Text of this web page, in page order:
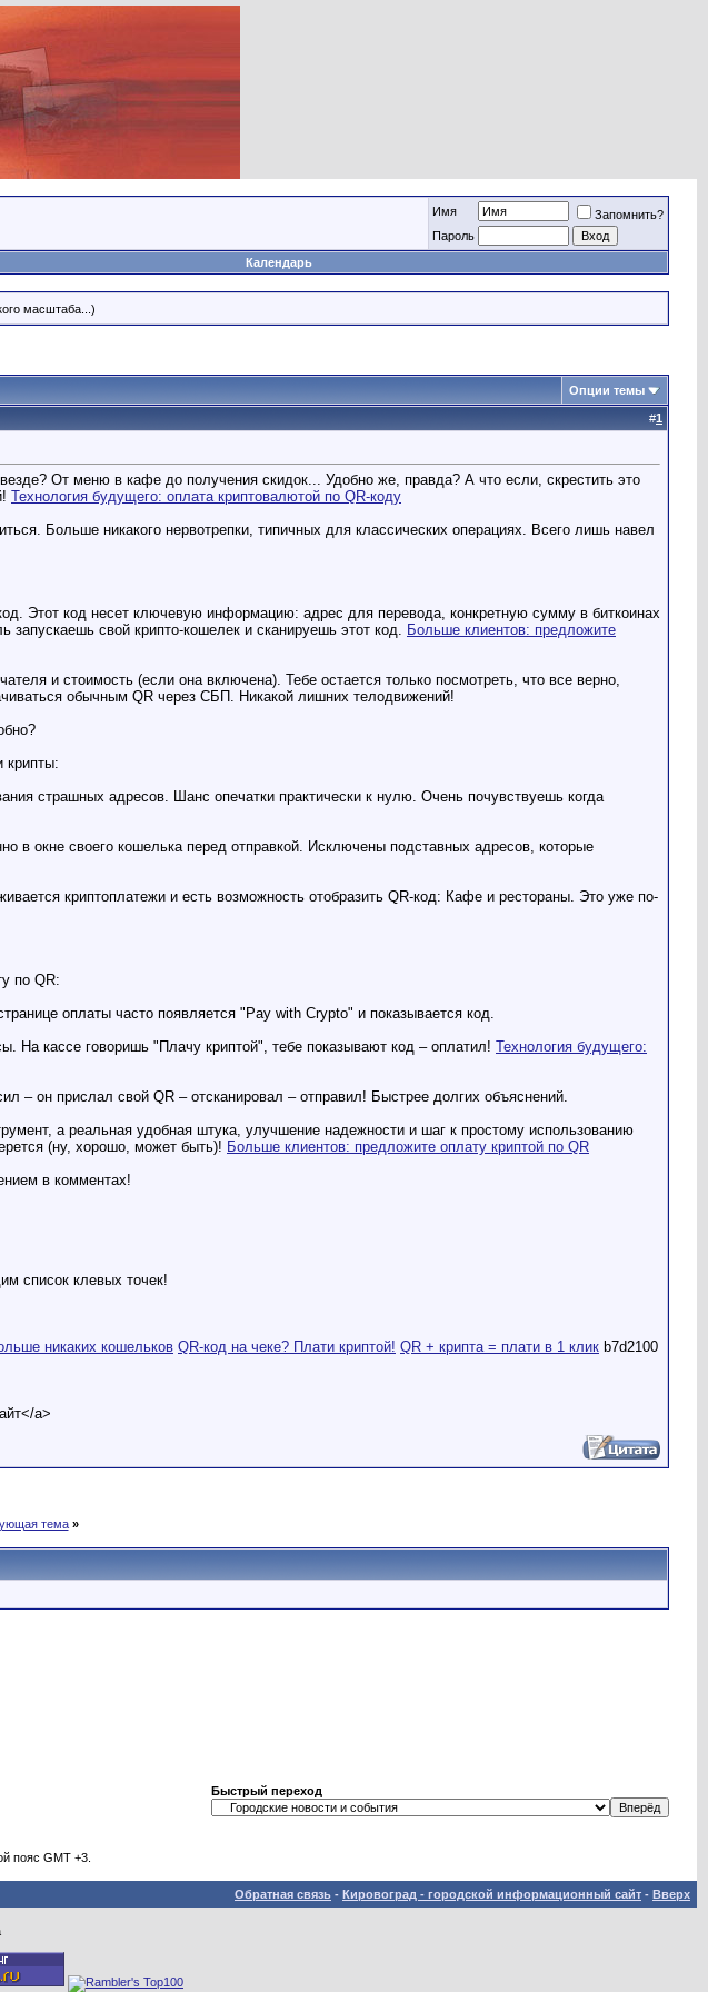
Имя
Запомнить?
Пароль
Календарь
масштаба...)
Опции темы
#1
От меню в кафе до получения скидок... Удобно же, правда? А что если, скрестить это
Технология будущего: оплата криптовалютой по QR-коду
Больше никакого нервотрепки, типичных для классических операциях. Всего лишь навел
Этот код несет ключевую информацию: адрес для перевода, конкретную сумму в биткоинах
запускаешь свой крипто-кошелек и сканируешь этот код. Больше клиентов: предложите
и стоимость (если она включена). Тебе остается только посмотреть, что все верно,
обычным QR через СБП. Никакой лишних телодвижений!
крипты:
страшных адресов. Шанс опечатки практически к нулю. Очень почувствуешь когда
в окне своего кошелька перед отправкой. Исключены подставных адресов, которые
криптоплатежи и есть возможность отобразить QR-код: Кафе и рестораны. Это уже по-
по QR:
оплаты часто появляется "Pay with Crypto" и показывается код.
На кассе говоришь "Плачу криптой", тебе показывают код – оплатил! Технология будущего:
– он прислал свой QR – отсканировал – отправил! Быстрее долгих объяснений.
а реальная удобная штука, улучшение надежности и шаг к простому использованию
(ну, хорошо, может быть)! Больше клиентов: предложите оплату криптой по QR
в комментах!
список клевых точек!
никаких кошельков QR-код на чеке? Плати криптой! QR + крипта = плати в 1 клик b7d2100
a>
тема »
Быстрый переход
пояс GMT +3.
Обратная связь - Кировоград - городской информационный сайт - Вверх